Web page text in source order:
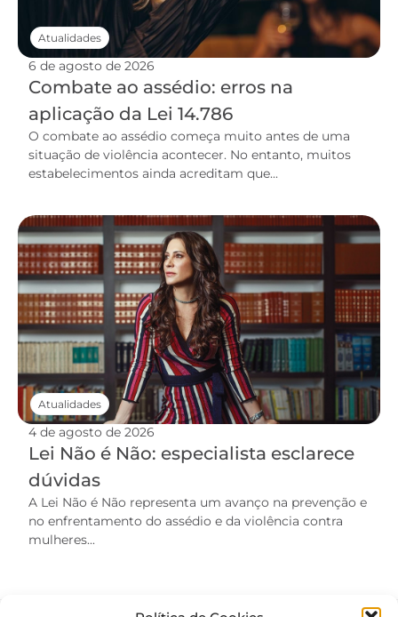
6 de agosto de 2026
Combate ao assédio: erros na
aplicação da Lei 14.786
O combate ao assédio começa muito antes de uma
situação de violência acontecer. No entanto, muitos
estabelecimentos ainda acreditam que...
Atualidades
4 de agosto de 2026
Lei Não é Não: especialista esclarece
dúvidas
A Lei Não é Não representa um avanço na prevenção e
no enfrentamento do assédio e da violência contra
mulheres...
Atualidades